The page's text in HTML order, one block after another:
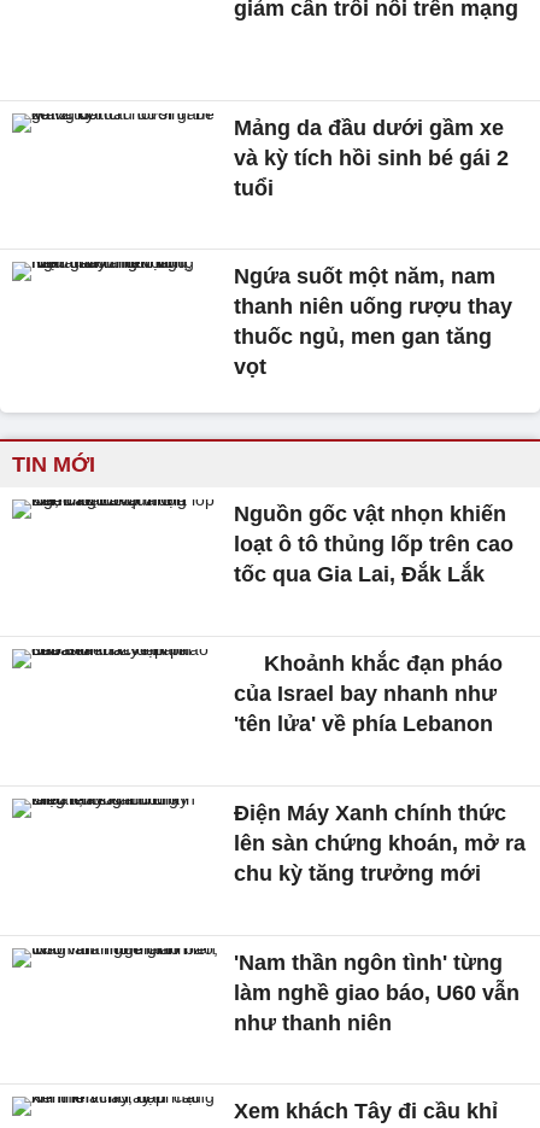
giảm cân trôi nổi trên mạng
Mảng da đầu dưới gầm xe
và kỳ tích hồi sinh bé gái 2
tuổi
Ngứa suốt một năm, nam
thanh niên uống rượu thay
thuốc ngủ, men gan tăng
vọt
TIN MỚI
Nguồn gốc vật nhọn khiến
loạt ô tô thủng lốp trên cao
tốc qua Gia Lai, Đắk Lắk
Khoảnh khắc đạn pháo
của Israel bay nhanh như
'tên lửa' về phía Lebanon
Điện Máy Xanh chính thức
lên sàn chứng khoán, mở ra
chu kỳ tăng trưởng mới
'Nam thần ngôn tình' từng
làm nghề giao báo, U60 vẫn
như thanh niên
Xem khách Tây đi cầu khỉ